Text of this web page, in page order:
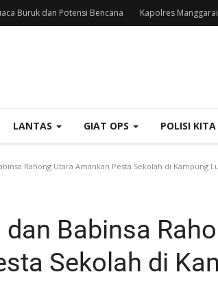
Buruk dan Potensi Bencana Kapolres
LANTAS GIAT OPS POLISI KITA
Rahong Utara Amankan Pesta Sekolah di Kampung
Babinsa
Sekolah di